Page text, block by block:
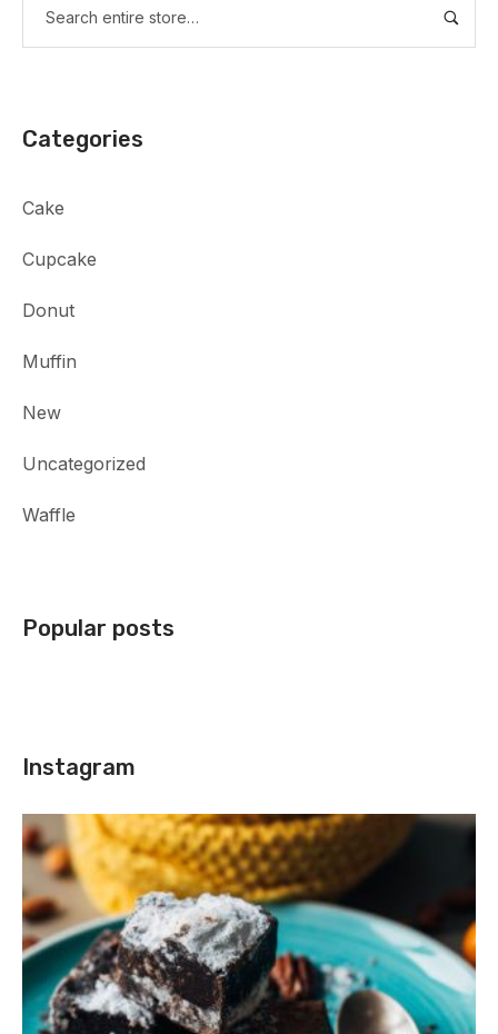
Categories
Cake
Cupcake
Donut
Muffin
New
Uncategorized
Waffle
Popular posts
Instagram